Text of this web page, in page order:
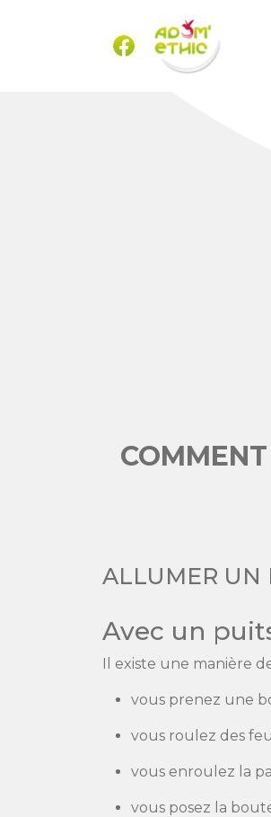
ALLUMER UN
Avec un
Il existe une manière
vous prenez une
vous roulez des
vous enroulez la
vous posez la